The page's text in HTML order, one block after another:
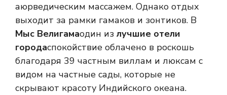
аюрведическим массажем. Однако отдых
выходит за рамки гамаков и зонтиков. В
Мыс Велигамаодин из лучшие отели
городаспокойствие облачено в роскошь
благодаря 39 частным виллам и люксам с
видом на частные сады, которые не
скрывают красоту Индийского океана.